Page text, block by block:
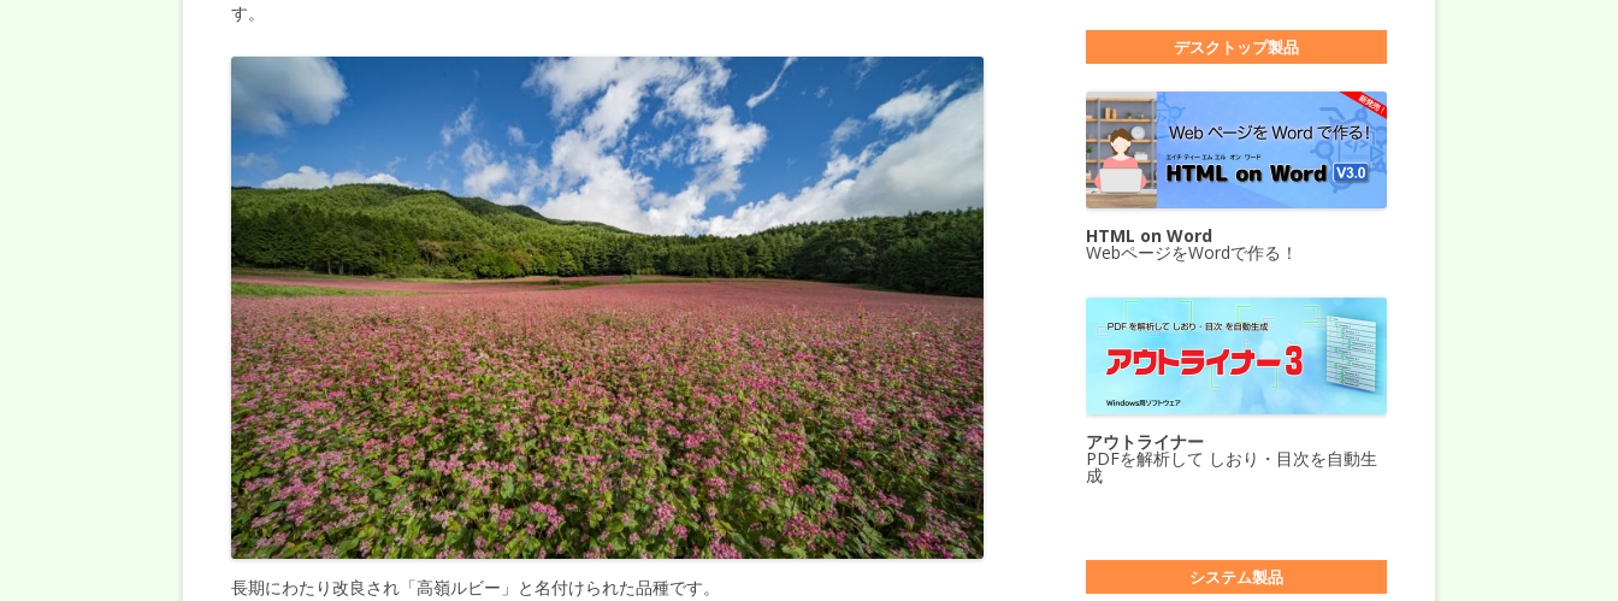
す。
長期にわたり改良され「高嶺ルビー」と名付けられた品種です。
デスクトップ製品
HTML on Word
WebページをWordで作る！
アウトライナー
PDFを解析して しおり・目次を自動生
成
システム製品